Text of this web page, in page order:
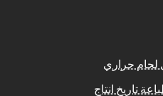
لحام حراري
تاريخ انتاج